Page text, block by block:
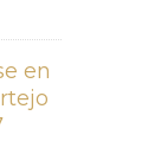
en